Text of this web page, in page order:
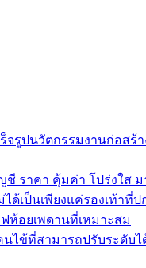
จรูปนวัตกรรมงานก่อสร้
ชี ราคา คุ้มค่า โปร่งใส
ได้เป็นเพียงแค่รองเท้าที่ป
ห้อยเพดานที่เหมาะสม
นไข้ที่สามารถปรับระดับ